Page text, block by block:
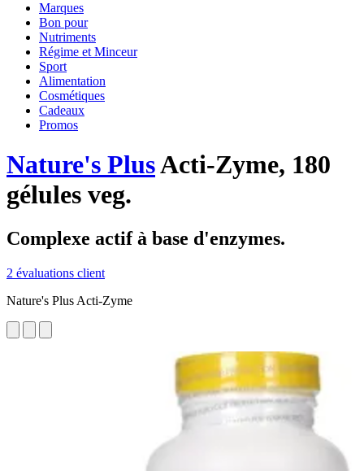
Marques
Bon pour
Nutriments
Régime et Minceur
Sport
Alimentation
Cosmétiques
Cadeaux
Promos
Nature's PlusActi-Zyme, 180
gélules veg.
Complexe actif à base d'enzymes.
2 évaluations client
Nature's Plus Acti-Zyme